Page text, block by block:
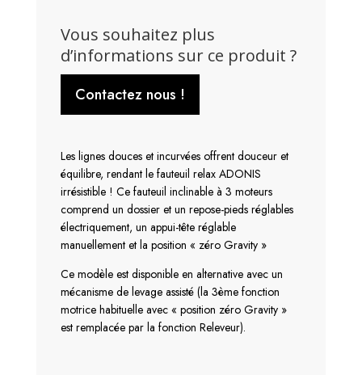
Vous souhaitez plus
d’informations sur ce produit ?
Contactez nous !
Les lignes douces et incurvées offrent douceur et
équilibre, rendant le fauteuil relax ADONIS
irrésistible ! Ce fauteuil inclinable à 3 moteurs
comprend un dossier et un repose-pieds réglables
électriquement, un appui-tête réglable
manuellement et la position « zéro Gravity »
Ce modèle est disponible en alternative avec un
mécanisme de levage assisté (la 3ème fonction
motrice habituelle avec « position zéro Gravity »
est remplacée par la fonction Releveur).